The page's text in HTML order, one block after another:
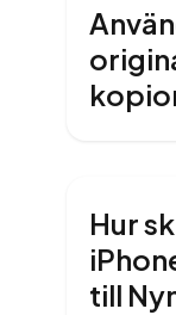
Hur
till